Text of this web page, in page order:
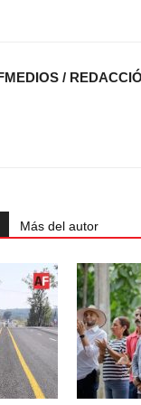
/
Más del autor